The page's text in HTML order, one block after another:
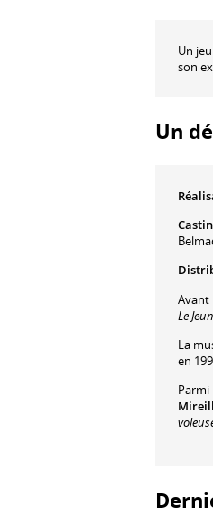
Un
son
Un
Avant
Le
La
en
Parmi